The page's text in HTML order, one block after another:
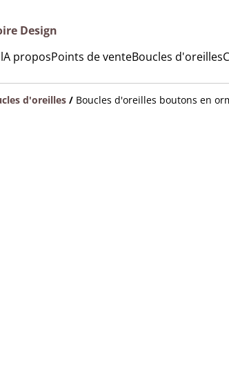
Design
A proposPoints de venteBoucles d'oreilles
d'oreilles / Boucles d'oreilles boutons en